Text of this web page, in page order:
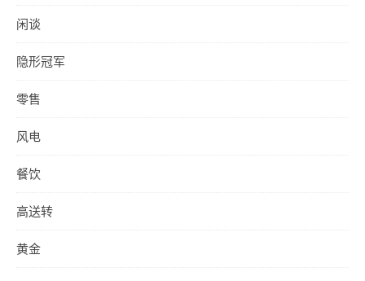
闲谈
隐形冠军
零售
风电
餐饮
高送转
黄金